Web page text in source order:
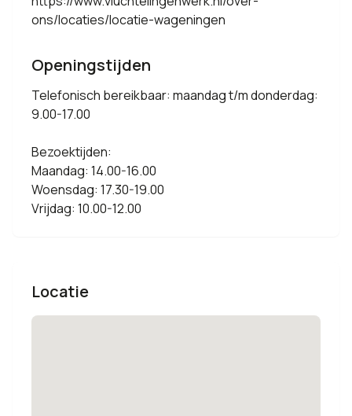
ons/locaties/locatie-wageningen
Openingstijden
Telefonisch bereikbaar: maandag t/m donderdag:
9.00-17.00
Bezoektijden:
Maandag: 14.00-16.00
Woensdag: 17.30-19.00
Vrijdag: 10.00-12.00
Locatie